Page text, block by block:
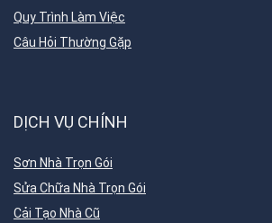
Quy Trình Làm Việc
Câu Hỏi Thường Gặp
DỊCH VỤ CHÍNH
Sơn Nhà Trọn Gói
Sửa Chữa Nhà Trọn Gói
Cải Tạo Nhà Cũ